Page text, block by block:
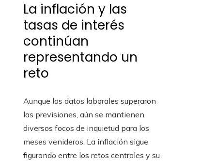
La inflación y las
tasas de interés
continúan
representando un
reto
Aunque los datos laborales superaron
las previsiones, aún se mantienen
diversos focos de inquietud para los
meses venideros. La inflación sigue
figurando entre los retos centrales y su